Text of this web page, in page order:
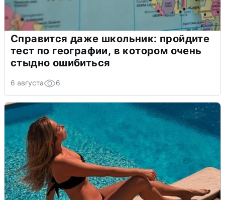
Справится даже школьник: пройдите
тест по географии, в котором очень
стыдно ошибиться
6 августа 6